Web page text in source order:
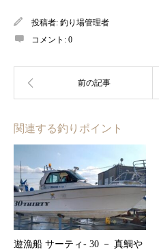
投稿者: 釣り場管理者
コメント: 0
関連する釣りポイント
遊漁船 サーティ‐ 30 － 真鯛や